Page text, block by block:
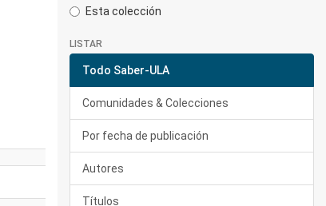
Esta colección
LISTAR
Todo Saber-ULA
Comunidades & Colecciones
Por fecha de publicación
Autores
Títulos